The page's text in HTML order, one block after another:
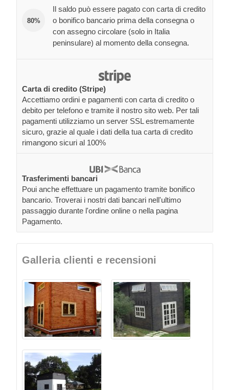
80%
Il saldo può essere pagato con carta di credito
o bonifico bancario prima della consegna o
con assegno circolare (solo in Italia
peninsulare) al momento della consegna.
Carta di credito (Stripe)
Accettiamo ordini e pagamenti con carta di credito o
debito per telefono e tramite il nostro sito web. Per tali
pagamenti utilizziamo un server SSL estremamente
sicuro, grazie al quale i dati della tua carta di credito
rimangono sicuri al 100%
Trasferimenti bancari
Poui anche effettuare un pagamento tramite bonifico
bancario. Troverai i nostri dati bancari nell'ultimo
passaggio durante l'ordine online o nella pagina
Pagamento.
Galleria clienti e recensioni